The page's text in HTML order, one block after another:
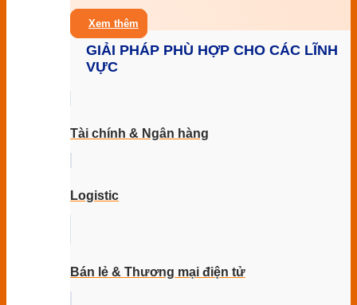
Xem thêm
GIẢI PHÁP PHÙ HỢP CHO CÁC LĨNH
VỰC
Tài chính & Ngân hàng
Logistic
Bán lẻ & Thương mại điện tử